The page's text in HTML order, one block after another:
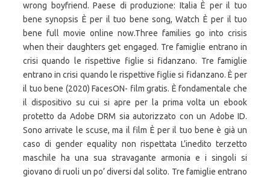
wrong boyfriend. Paese di produzione: Italia È per il tuo
bene synopsis È per il tuo bene song, Watch È per il tuo
bene full movie online now.Three families go into crisis
when their daughters get engaged. Tre famiglie entrano in
crisi quando le rispettive figlie si fidanzano. Tre famiglie
entrano in crisi quando le rispettive figlie si fidanzano. È per
il tuo bene (2020) FacesON- film gratis. È fondamentale che
il dispositivo su cui si apre per la prima volta un ebook
protetto da Adobe DRM sia autorizzato con un Adobe ID.
Sono arrivate le scuse, ma il film È per il tuo bene è già un
caso di gender equality non rispettata L’inedito terzetto
maschile ha una sua stravagante armonia e i singoli si
giovano di ruoli un po’ diversi dal solito. Tre famiglie entrano